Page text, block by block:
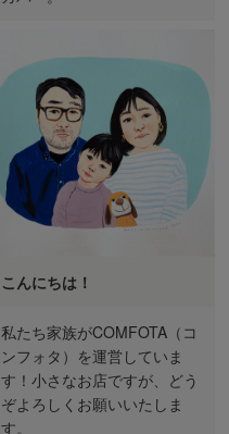
こんにちは！
私たち家族がCOMFOTA（コ
ンフォタ）を運営していま
す！小さなお店ですが、どう
ぞよろしくお願いいたしま
す。